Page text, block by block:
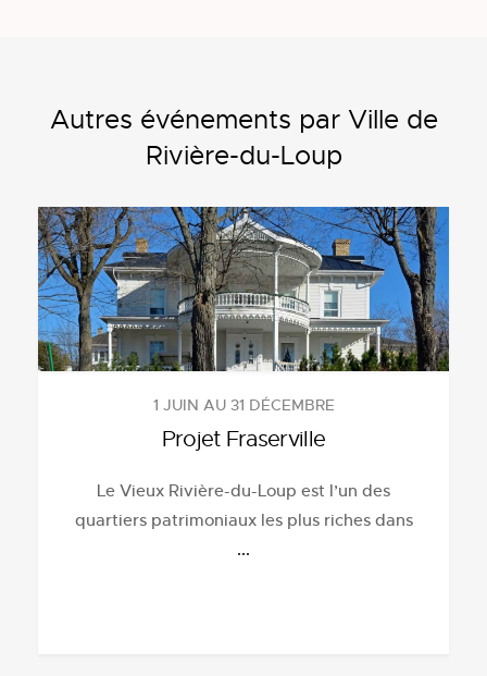
Autres événements par Ville de
Rivière-du-Loup
1 JUIN AU 31 DÉCEMBRE
Projet Fraserville
Le Vieux Rivière-du-Loup est l’un des
quartiers patrimoniaux les plus riches dans
...